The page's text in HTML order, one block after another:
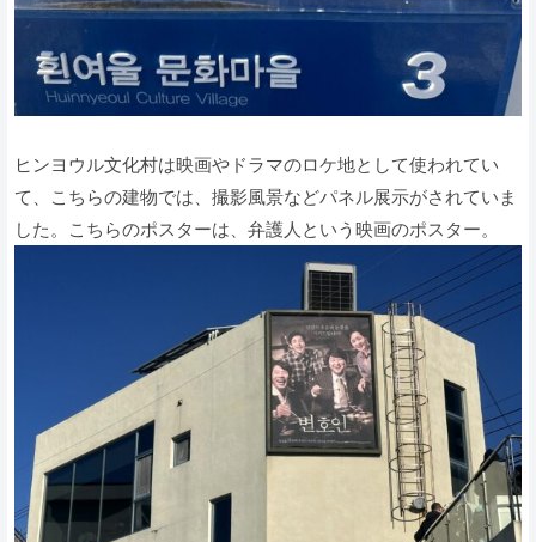
ヒンヨウル文化村は映画やドラマのロケ地として使われてい
て、こちらの建物では、撮影風景などパネル展示がされていま
した。こちらのポスターは、弁護人という映画のポスター。